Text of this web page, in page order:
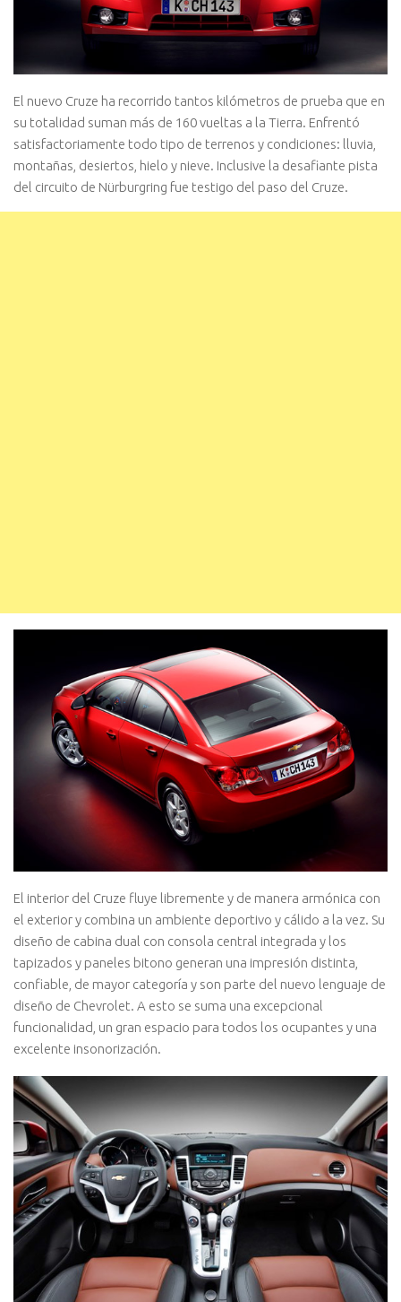
El nuevo Cruze ha recorrido tantos kilómetros de prueba que en
su totalidad suman más de 160 vueltas a la Tierra. Enfrentó
satisfactoriamente todo tipo de terrenos y condiciones: lluvia,
montañas, desiertos, hielo y nieve. Inclusive la desafiante pista
del circuito de Nürburgring fue testigo del paso del Cruze.
El interior del Cruze fluye libremente y de manera armónica con
el exterior y combina un ambiente deportivo y cálido a la vez. Su
diseño de cabina dual con consola central integrada y los
tapizados y paneles bitono generan una impresión distinta,
confiable, de mayor categoría y son parte del nuevo lenguaje de
diseño de Chevrolet. A esto se suma una excepcional
funcionalidad, un gran espacio para todos los ocupantes y una
excelente insonorización.